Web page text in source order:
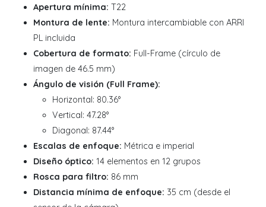
Apertura mínima: T22
Montura de lente: Montura intercambiable con ARRI
PL incluida
Cobertura de formato: Full-Frame (círculo de
imagen de 46.5 mm)
Ángulo de visión (Full Frame):
Horizontal: 80.36°
Vertical: 47.28°
Diagonal: 87.44°
Escalas de enfoque: Métrica e imperial
Diseño óptico: 14 elementos en 12 grupos
Rosca para filtro: 86 mm
Distancia mínima de enfoque: 35 cm (desde el